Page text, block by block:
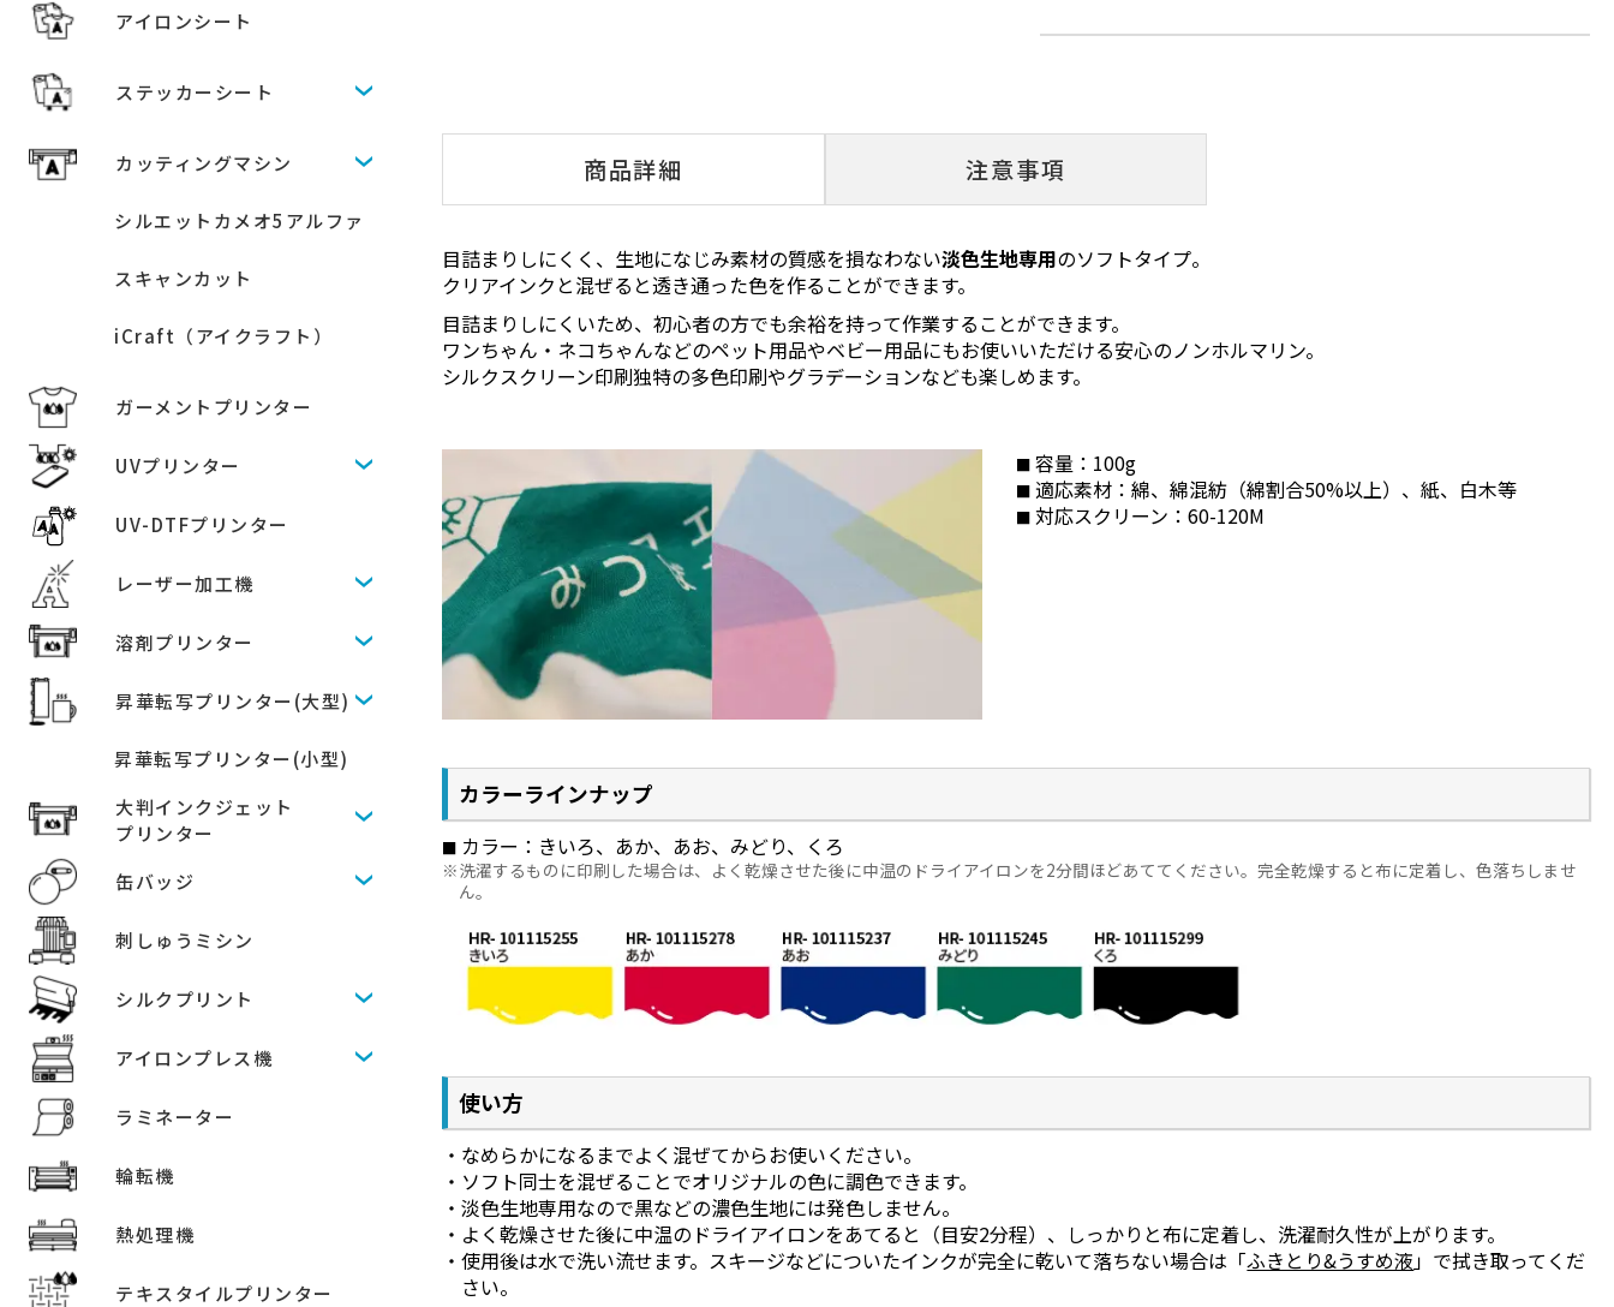
アイロンシート
ステッカーシート
カッティングマシン
シルエットカメオ5アルファ
スキャンカット
iCraft（アイクラフト）
ガーメントプリンター
UVプリンター
UV-DTFプリンター
レーザー加工機
溶剤プリンター
昇華転写プリンター(大型)
昇華転写プリンター(小型)
大判インクジェット
プリンター
缶バッジ
刺しゅうミシン
シルクプリント
アイロンプレス機
ラミネーター
輪転機
熱処理機
テキスタイルプリンター
商品詳細 注意事項
目詰まりしにくく、生地になじみ素材の質感を損なわない淡色生地専用のソフトタイプ。
クリアインクと混ぜると透き通った色を作ることができます。
目詰まりしにくいため、初心者の方でも余裕を持って作業することができます。
ワンちゃん・ネコちゃんなどのペット用品やベビー用品にもお使いいただける安心のノンホルマリン。
シルクスクリーン印刷独特の多色印刷やグラデーションなども楽しめます。
容量：100g
適応素材：綿、綿混紡（綿割合50%以上）、紙、白木等
対応スクリーン：60-120M
カラーラインナップ
カラー：きいろ、あか、あお、みどり、くろ
洗濯するものに印刷した場合は、よく乾燥させた後に中温のドライアイロンを2分間ほどあててください。完全乾燥すると布に定着し、色落ちしませ
ん。
使い方
なめらかになるまでよく混ぜてからお使いください。
ソフト同士を混ぜることでオリジナルの色に調色できます。
淡色生地専用なので黒などの濃色生地には発色しません。
よく乾燥させた後に中温のドライアイロンをあてると（目安2分程）、しっかりと布に定着し、洗濯耐久性が上がります。
使用後は水で洗い流せます。スキージなどについたインクが完全に乾いて落ちない場合は「ふきとり&うすめ液 」で拭き取ってくだ
さい。